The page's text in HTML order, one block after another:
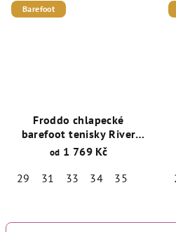
Barefoot
Froddo chlapecké
barefoot tenisky River
G3130286 Dark Blue
od 1 769 Kč
29
31 33 34 35